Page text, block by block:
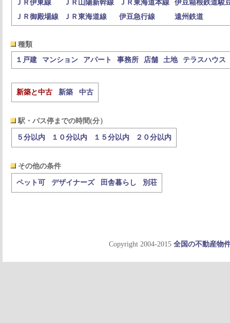
ＪＲ伊東線
ＪＲ山陽新幹線 ＪＲ東海道本線
伊豆箱根鉄道駿
ＪＲ御殿場線
ＪＲ東海道線 伊豆急行線 遠州鉄道
種類
１戸建
マンション アパート 事務所 店舗 土地 テラスハウス
新築と中古 新築 中古
駅・バス停までの時間(分）
５分以内 １０分以内 １５分以内 ２０分以内
その他の条件
ペット可 デザイナーズ 田舎暮らし 別荘
Copyright 2004-2015 全国の不動産物